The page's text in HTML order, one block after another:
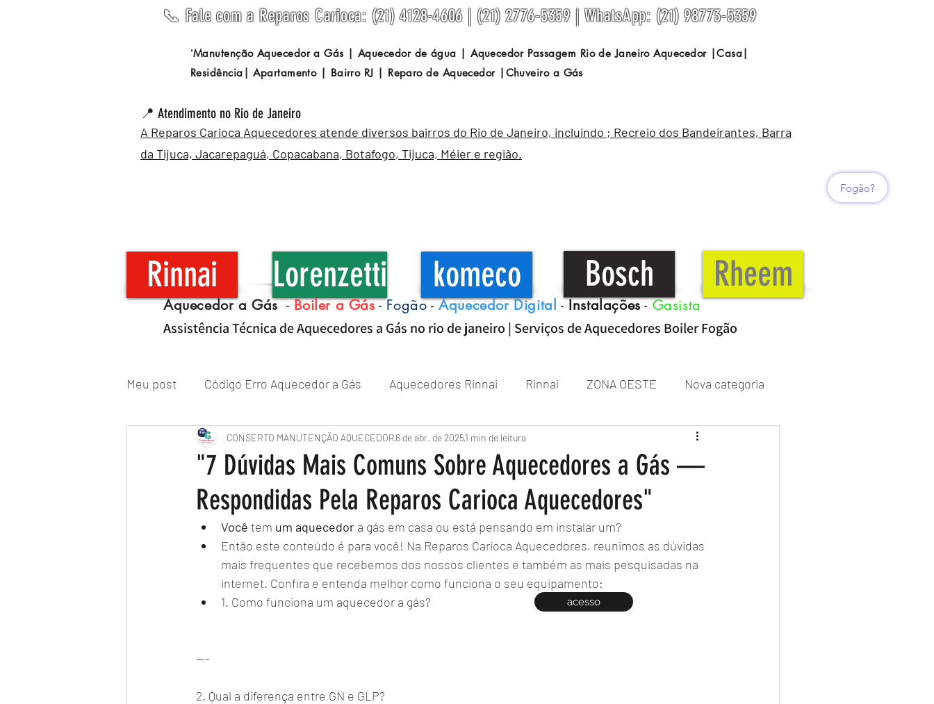
📞 Fale com a Reparos Carioca: (21) 4128-4606 | (21) 2776-5359 | WhatsApp: (21) 98773-5359
"Manutenção Aquecedor a Gás | Aquecedor de água | Aquecedor Passagem Rio de Janeiro Aquecedor |Casa|
Residência| Apartamento | Bairro RJ | Reparo de Aquecedor |Chuveiro a Gás
📍 Atendimento no Rio de Janeiro
A Reparos Carioca Aquecedores atende diversos bairros do Rio de Janeiro, incluindo ; Recreio dos Bandeirantes, Barra
da Tijuca, Jacarepaguá, Copacabana, Botafogo, Tijuca, Méier e região.
Fogão?
Rinnai Lorenzetti komeco Bosch Rheem
Aquecedor a Gás-Boiler a Gás-Fogão-Aquecedor Digital -Instalações-Gasista
Assistência Técnica de Aquecedores a Gás no rio de janeiro | Serviços de Aquecedores Boiler Fogão
Meu post Código Erro Aquecedor a Gás Aquecedores Rinnai Rinnai ZONA OESTE Nova categoria
"ZONA NORTE RJ" Conserto|Aquecedor Próximo de Rio de janeiro
Reparo de Aquecedor a Gás Zona sul RJ aquecedor aquecedores
"7 Dúvidas Mais Comuns Sobre Aquecedores a Gás —
Respondidas Pela Reparos Carioca Aquecedores"
CONSERTO MANUTENÇÃO AQUECEDOR6 de abr. de 20251 min de leitura
Você tem um aquecedor a gás em casa ou está pensando em instalar um?
Então este conteúdo é para você! Na Reparos Carioca Aquecedores, reunimos as dúvidas
mais frequentes que recebemos dos nossos clientes e também as mais pesquisadas na
internet. Confira e entenda melhor como funciona o seu equipamento:
1. Como funciona um aquecedor a gás?
---
2. Qual a diferença entre GN e GLP?
acesso